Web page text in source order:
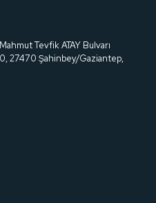
Tevfik ATAY Bulvarı
27470 Şahinbey/Gaziantep,